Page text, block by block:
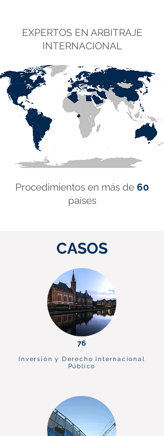
EXPERTOS EN ARBITRAJE
INTERNACIONAL
Procedimientos en más de 60
países
76
Inversión y Derecho Internacional
Público
CASOS